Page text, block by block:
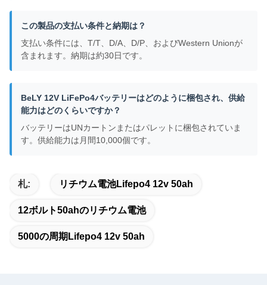
この製品の支払い条件と納期は？
支払い条件には、T/T、D/A、D/P、およびWestern Unionが
含まれます。納期は約30日です。
BeLY 12V LiFePo4バッテリーはどのように梱包され、供給
能力はどのくらいですか？
バッテリーはUNカートンまたはパレットに梱包されていま
す。供給能力は月間10,000個です。
札: リチウム電池lifepo4 12v 50ah
12ボルト50ahのリチウム電池
5000の周期lifepo4 12v 50ah